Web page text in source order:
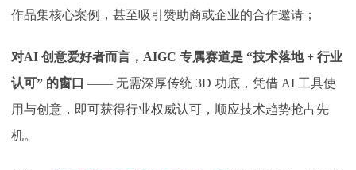
作品集核心案例，甚至吸引赞助商或企业的合作邀请；
对AI 创意爱好者而言，AIGC 专属赛道是 “技术落地 + 行业
认可” 的窗口 —— 无需深厚传统 3D 功底，凭借 AI 工具使
用与创意，即可获得行业权威认可，顺应技术趋势抢占先
机。